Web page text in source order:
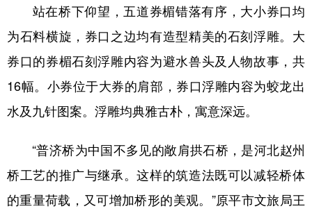
站在桥下仰望，五道券楣错落有序，大小券口均
为石料横旋，券口之边均有造型精美的石刻浮雕。大
券口的券楣石刻浮雕内容为避水兽头及人物故事，共
16幅。小券位于大券的肩部，券口浮雕内容为蛟龙出
水及九针图案。浮雕均典雅古朴，寓意深远。
“普济桥为中国不多见的敞肩拱石桥，是河北赵州
桥工艺的推广与继承。这样的筑造法既可以减轻桥体
的重量荷载，又可增加桥形的美观。”原平市文旅局王